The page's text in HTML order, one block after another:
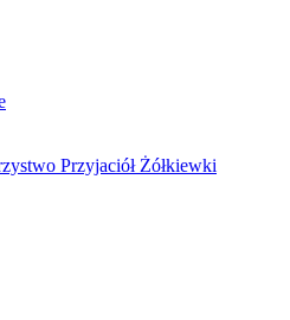
Przyjaciół Żółkiewki